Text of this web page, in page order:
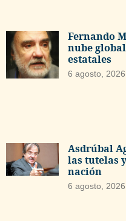
Fernando
nube
estatales
6 agosto, 2026
Asdrúbal
las tutelas
nación
6 agosto, 2026